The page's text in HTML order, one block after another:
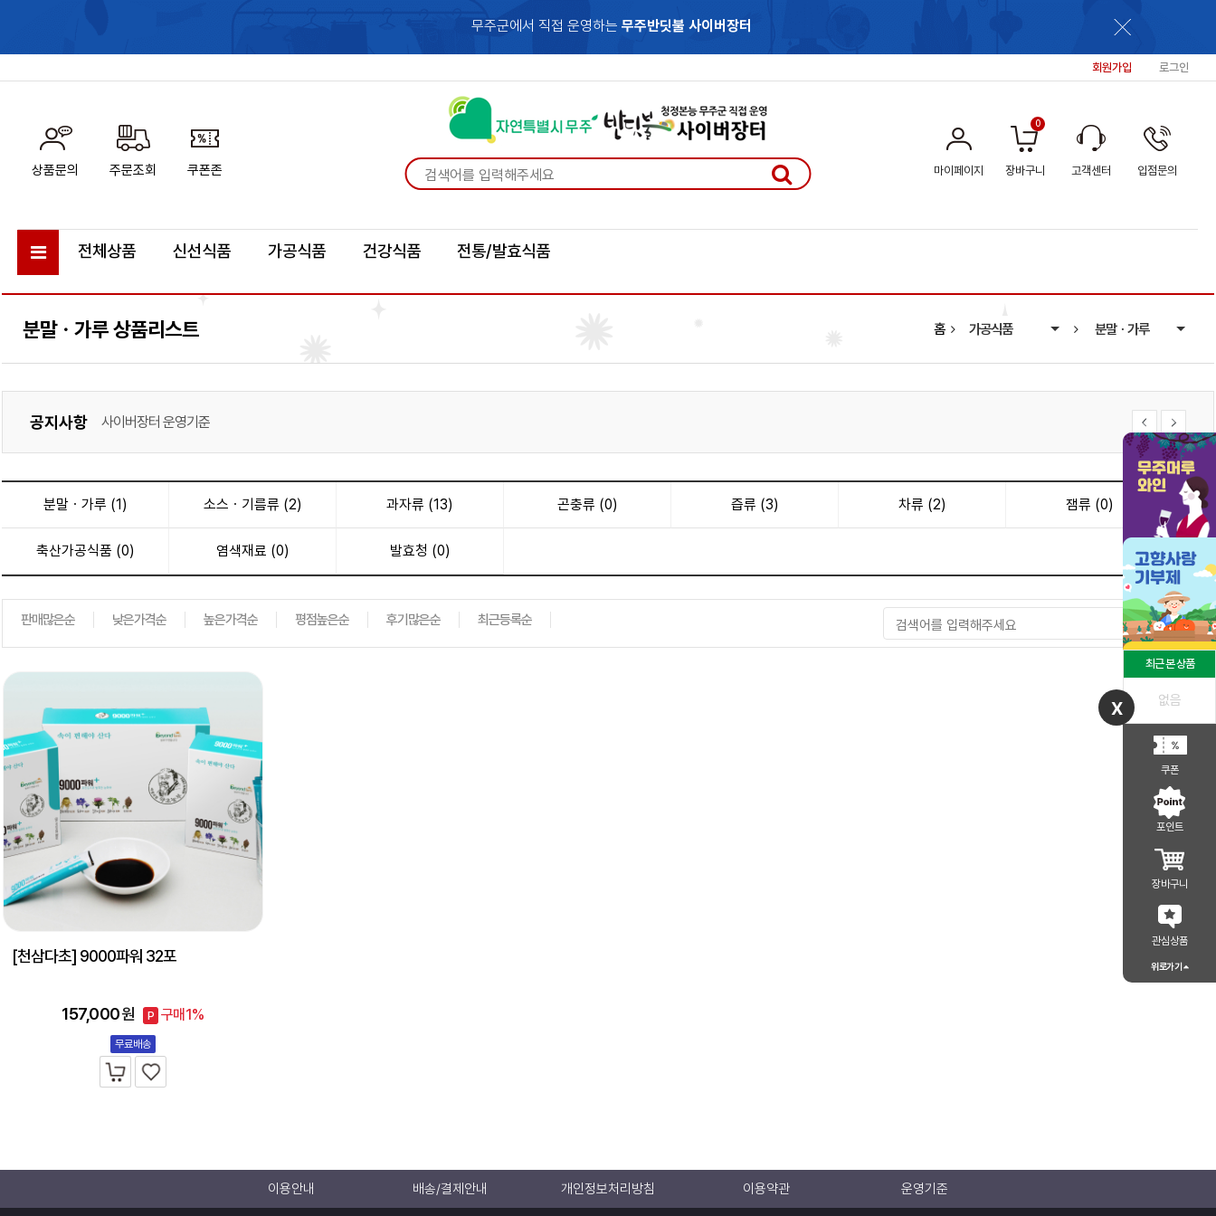
무주군에서 직접 운영하는 무주반딧불 사이버장터
회원가입 로그인
상품문의 주문조회 쿠폰존 마이페이지
0
장바구니 고객센터 입점문의
전체상품 신선식품 가공식품 건강식품 전통/발효식품
분말ㆍ가루 상품리스트 홈 신선식품
가공식품
건강식품
전통/발효식품 분말ㆍ가루
소스ㆍ기름류
과자류
곤충류
즙류
차류
잼류
축산가공식품
염색재료
발효청
공지사항
사이버장터 운영기준
분말ㆍ가루 (1) 소스ㆍ기름류 (2) 과자류 (13) 곤충류 (0) 즙류 (3) 차류 (2) 잼류 (0)
축산가공식품 (0) 염색재료 (0) 발효청 (0)
판매많은순 낮은가격순 높은가격순 평점높은순 후기많은순 최근등록순
[천삼다초] 9000파워 32포
157,000원 P 구매1%
무료배송
이용안내 배송/결제안내 개인정보처리방침 이용약관 운영기준
X
최근 본 상품
없음
쿠폰
포인트
장바구니
관심상품
위로가기